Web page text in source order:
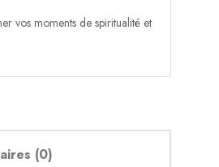
vos moments de spiritualité et
(0)